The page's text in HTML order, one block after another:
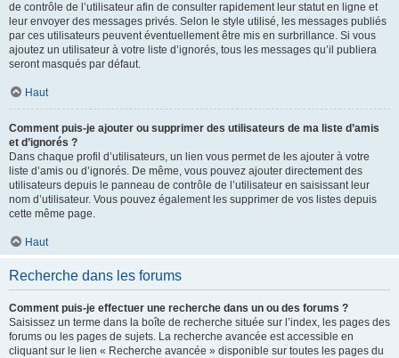
de contrôle de l’utilisateur afin de consulter rapidement leur statut en ligne et
leur envoyer des messages privés. Selon le style utilisé, les messages publiés
par ces utilisateurs peuvent éventuellement être mis en surbrillance. Si vous
ajoutez un utilisateur à votre liste d’ignorés, tous les messages qu’il publiera
seront masqués par défaut.
Haut
Comment puis-je ajouter ou supprimer des utilisateurs de ma liste d’amis
et d’ignorés ?
Dans chaque profil d’utilisateurs, un lien vous permet de les ajouter à votre
liste d’amis ou d’ignorés. De même, vous pouvez ajouter directement des
utilisateurs depuis le panneau de contrôle de l’utilisateur en saisissant leur
nom d’utilisateur. Vous pouvez également les supprimer de vos listes depuis
cette même page.
Haut
Recherche dans les forums
Comment puis-je effectuer une recherche dans un ou des forums ?
Saisissez un terme dans la boîte de recherche située sur l’index, les pages des
forums ou les pages de sujets. La recherche avancée est accessible en
cliquant sur le lien « Recherche avancée » disponible sur toutes les pages du